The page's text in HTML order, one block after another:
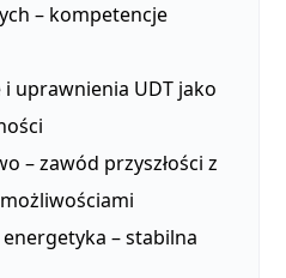
– kompetencje
uprawnienia UDT jako
– zawód przyszłości z
– stabilna